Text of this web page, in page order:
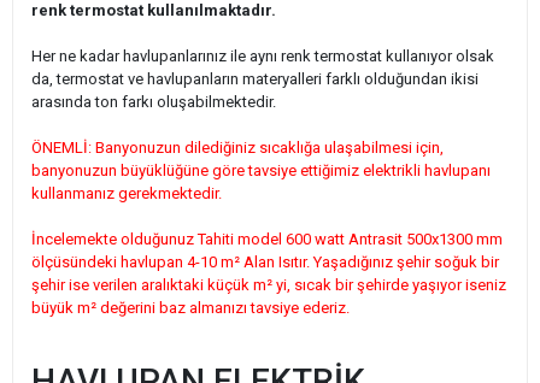
renk termostat kullanılmaktadır.
Her ne kadar havlupanlarınız ile aynı renk termostat kullanıyor olsak
da, termostat ve havlupanların materyalleri farklı olduğundan ikisi
arasında ton farkı oluşabilmektedir.
ÖNEMLİ: Banyonuzun dilediğiniz sıcaklığa ulaşabilmesi için,
banyonuzun büyüklüğüne göre tavsiye ettiğimiz elektrikli havlupanı
kullanmanız gerekmektedir.
İncelemekte olduğunuz Tahiti model 600 watt Antrasit 500x1300 mm
ölçüsündeki havlupan 4-10 m² Alan Isıtır. Yaşadığınız şehir soğuk bir
şehir ise verilen aralıktaki küçük m² yi, sıcak bir şehirde yaşıyor iseniz
büyük m² değerini baz almanızı tavsiye ederiz.